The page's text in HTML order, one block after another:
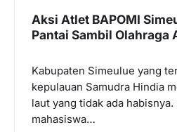
Aksi Atlet BAPOMI
Pantai Sambil Olahraga
Kabupaten Simeulue yang
kepulauan Samudra Hindia
laut yang tidak ada habisnya.
mahasiswa…